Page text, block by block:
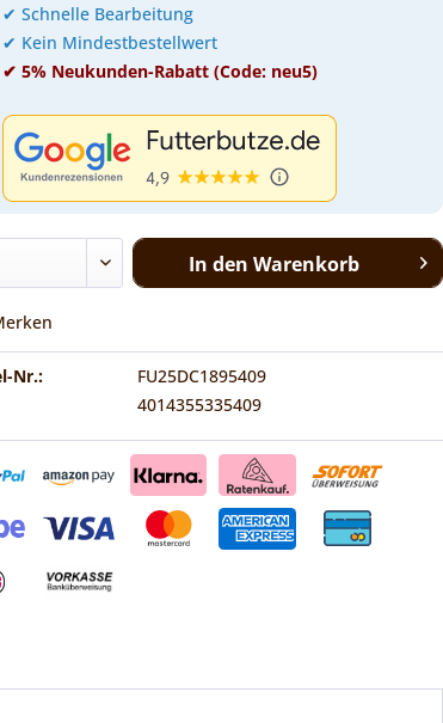
✔ Schnelle Bearbeitung
✔ Kein Mindestbestellwert
✔ 5% Neukunden-Rabatt (Code: neu5)
In den Warenkorb
Nr.:
FU25DC1895409
4014355335409